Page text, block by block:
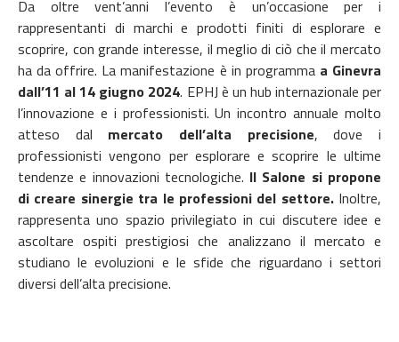
Da oltre vent’anni l’evento è un’occasione per i
rappresentanti di marchi e prodotti finiti di esplorare e
scoprire, con grande interesse, il meglio di ciò che il mercato
ha da offrire. La manifestazione è in programma a Ginevra
dall’11 al 14 giugno 2024. EPHJ è un hub internazionale per
l’innovazione e i professionisti. Un incontro annuale molto
atteso dal mercato dell’alta precisione, dove i
professionisti vengono per esplorare e scoprire le ultime
tendenze e innovazioni tecnologiche. Il Salone si propone
di creare sinergie tra le professioni del settore.Inoltre,
rappresenta uno spazio privilegiato in cui discutere idee e
ascoltare ospiti prestigiosi che analizzano il mercato e
studiano le evoluzioni e le sfide che riguardano i settori
diversi dell’alta precisione.